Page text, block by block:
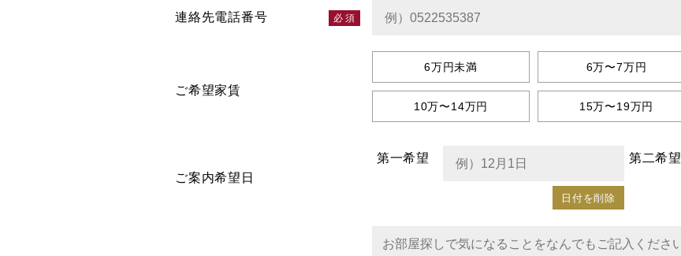
連絡先電話番号
ご希望家賃
6万円未満 6万〜7万円
10万〜14万円 15万〜19万円
ご案内希望日
第一希望
日付を削除
第二希望